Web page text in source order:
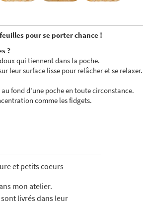
pour se porter chance !
?
qui tiennent dans la poche.
leur surface lisse pour relâcher et se relaxer.
fond d'une poche en toute circonstance.
comme les fidgets.
et petits coeurs
mon atelier.
livrés dans leur